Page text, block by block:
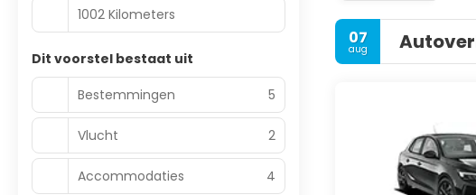
07
aug
1002 Kilometers
Dit voorstel bestaat uit
Bestemmingen
5
Vlucht 2
Accommodaties 4